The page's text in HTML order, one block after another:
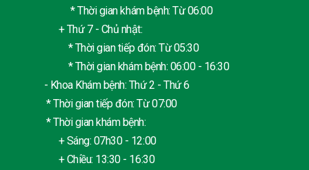
* Thời gian khám bệnh: Từ 06:00
+ Thứ 7 - Chủ nhật:
* Thời gian tiếp đón: Từ 05:30
* Thời gian khám bệnh: 06:00 - 16:30
- Khoa Khám bệnh: Thứ 2 - Thứ 6
* Thời gian tiếp đón: Từ 07:00
* Thời gian khám bệnh:
+ Sáng: 07h30 - 12:00
+ Chiều: 13:30 - 16:30